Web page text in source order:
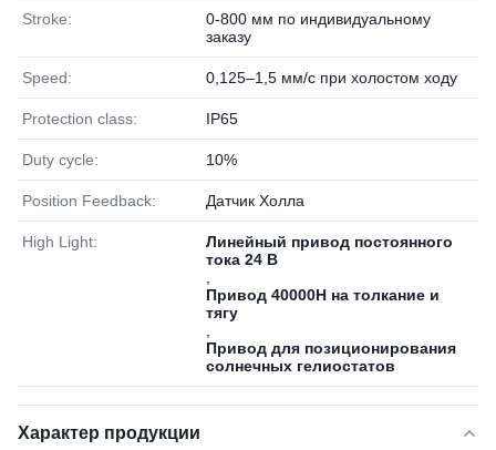
Stroke:
0-800 мм по индивидуальному
заказу
Speed: 0,125–1,5 мм/с при холостом ходу
Protection class: IP65
Duty cycle: 10%
Position Feedback: Датчик Холла
High Light:
Линейный привод постоянного
тока 24 В
Привод 40000Н на толкание и
тягу
Привод для позиционирования
солнечных гелиостатов
Характер продукции